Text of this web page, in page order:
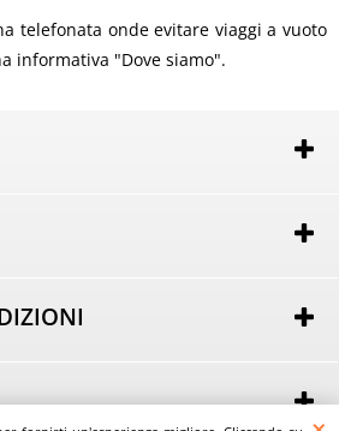
telefonata onde evitare viaggi a vuoto
informativa "Dove siamo".